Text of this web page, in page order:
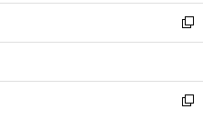
く
ウ
で
開
ン
ド
ウ
開
く
ウ
ィ
ン
ウ
で
し
い
ウ
ン
ド
新
し
ウ
ィ
新